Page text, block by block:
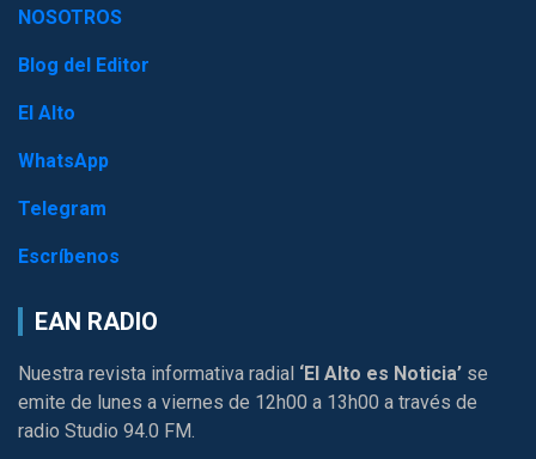
NOSOTROS
Blog del Editor
El Alto
WhatsApp
Telegram
Escríbenos
EAN RADIO
Nuestra revista informativa radial ‘El Alto es Noticia’ se
emite de lunes a viernes de 12h00 a 13h00 a través de
radio Studio 94.0 FM.